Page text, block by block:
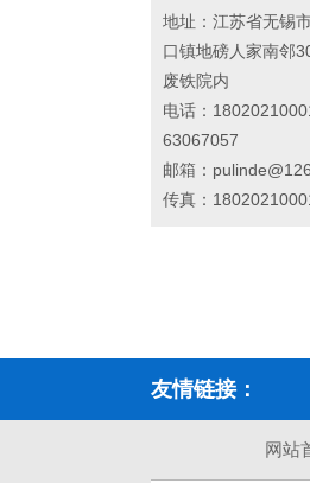
地址：江苏省无锡
口镇地磅人家南邻
废铁院内
电话：
63067057
邮箱：
传真：
友情链接：
网站